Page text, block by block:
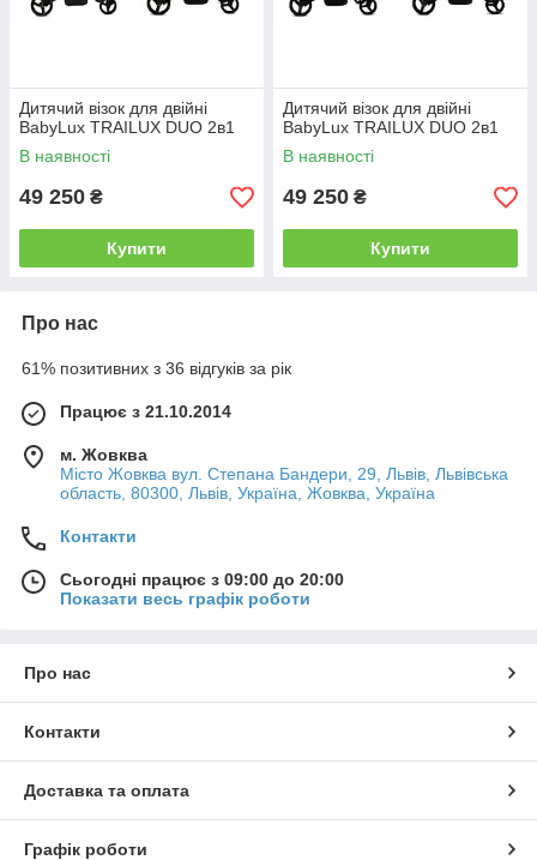
Дитячий візок для двійні
BabyLux TRAILUX DUO 2в1
В наявності
49 250 ₴
Купити
Дитячий візок для двійні
BabyLux TRAILUX DUO 2в1
В наявності
49 250 ₴
Купити
Про нас
61% позитивних з 36 відгуків за рік
Працює з 21.10.2014
м. Жовква
Місто Жовква вул. Степана Бандери, 29, Львів, Львівська
область, 80300, Львів, Україна, Жовква, Україна
Контакти
Сьогодні працює з 09:00 до 20:00
Показати весь графік роботи
Про нас
Контакти
Доставка та оплата
Графік роботи